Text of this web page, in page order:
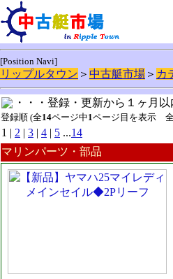
[Position Navi]
リップルタウン ＞ 中古艇市場 ＞ カ
・・・登録・更新から１ヶ月
登録順 (全14ページ中1ページ目を表示
1 | 2 | 3 | 4 | 5 ...14
マリンパーツ・部品